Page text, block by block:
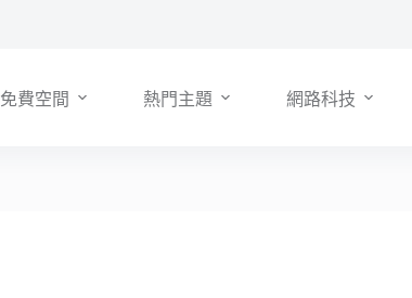
免費空間 熱門主題 網路科技